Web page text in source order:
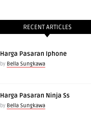
RECENT ARTICLES
Harga Pasaran Iphone
by Bella Sungkawa
Harga Pasaran Ninja Ss
by Bella Sungkawa